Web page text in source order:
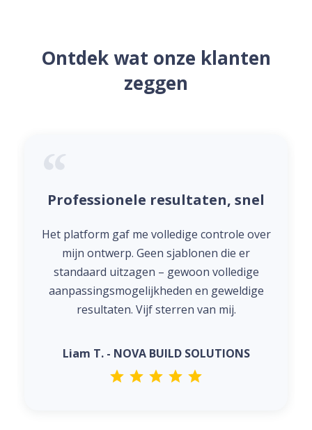
Ontdek wat onze klanten
zeggen
Professionele resultaten, snel
Het platform gaf me volledige controle over
mijn ontwerp. Geen sjablonen die er
standaard uitzagen – gewoon volledige
aanpassingsmogelijkheden en geweldige
resultaten. Vijf sterren van mij.
Liam T. - NOVA BUILD SOLUTIONS